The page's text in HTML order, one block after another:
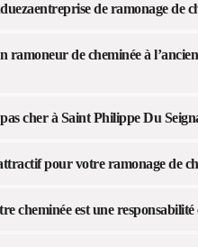
de ramonage de
ramoneur de cheminée à
cher à Saint Philippe Du
pour votre ramonage de
cheminée est une responsabilité